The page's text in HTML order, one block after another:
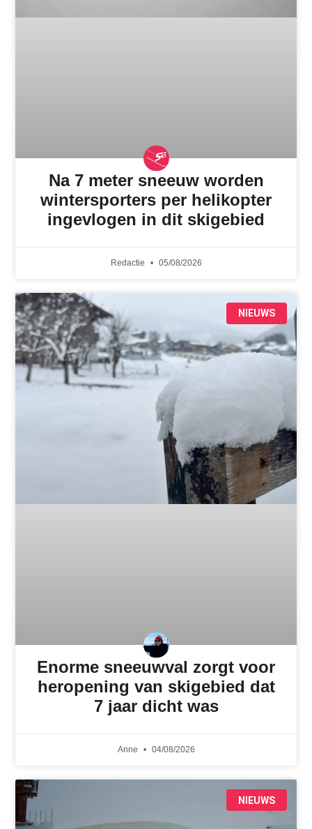
Na 7 meter sneeuw worden
wintersporters per helikopter
ingevlogen in dit skigebied
Redactie 05/08/2026
NIEUWS
Enorme sneeuwval zorgt voor
heropening van skigebied dat
7 jaar dicht was
Anne 04/08/2026
NIEUWS